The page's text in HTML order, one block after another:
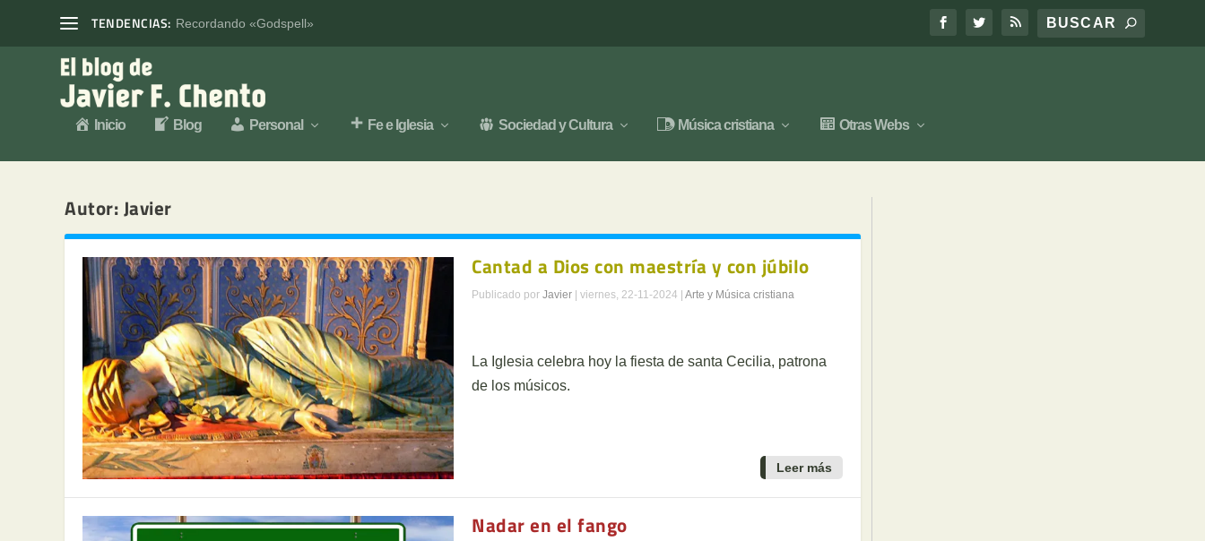
TENDENCIAS: Recordando «Godspell»
Inicio Blog Personal Fe e Iglesia Sociedad y Cultura Música cristiana Otras Webs
Autor:Javier
Cantad a Dios con maestría y con júbilo
Publicado por Javier viernes, 22-11-2024 Arte y Música cristiana
La Iglesia celebra hoy la fiesta de santa Cecilia, patrona
de los músicos.
Leer más
Nadar en el fango